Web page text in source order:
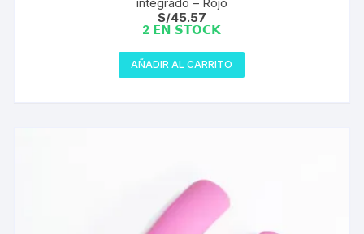
S/45.57
2 𝗘𝗡 𝗦𝗧𝗢𝗖𝗞
AÑADIR AL CARRITO